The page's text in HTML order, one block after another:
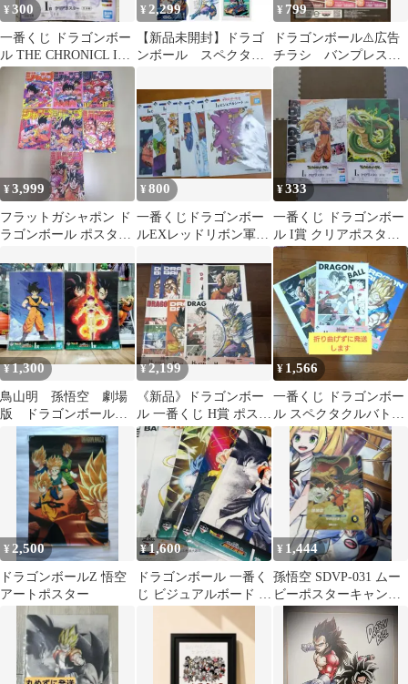
¥300
一番くじ ドラゴンボー
ル THE CHRONICL I賞
クリアポスター 孫悟空
¥ 2,299
【新品未開封】ドラゴ
ンボール スペクタク
ー 9種セット
¥ 799
ドラゴンボール⚠️広告
チラシ バンプレスト
バンダイ
¥3,999
フラットガシャポン ド
ラゴンボール ポスター
げ不可
¥800
一番くじドラゴンボー
ルEXレッドリボン軍 I
6種
¥333
一番くじ ドラゴンボー
ル I賞 クリアポスター
悟空セット 超サイ
ヤ まとめ売り
¥1,300
鳥山明 孫悟空 劇場
版 ドラゴンボール
ビジュアルボード ビ
ジュアルシート
¥2,199
《新品》ドラゴンボー
ル 一番くじ H賞 ポスタ
ーコレクション
¥ 1,566
一番くじ ドラゴンボー
ル スペクタクルバトル
H賞 ポスターコレクシ
ョン 3種
¥ 2,500
ドラゴンボールZ 悟空
アートポスター
¥1,600
ドラゴンボール 一番く
じ ビジュアルボード 9
¥ 1,444
孫悟空 SDVP-031 ムー
ビーポスターキャンペ
ーン CP